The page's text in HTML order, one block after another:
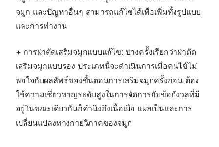
จมูก และปัญหาอื่นๆ สามารถแก้ไขได้เพื่อเพิ่มทั้งรูปแบบ
และการทำงาน
+ การผ่าตัดเสริมจมูกแบบแก้ไข: บางครั้งเรียกว่าผ่าตัด
เสริมจมูกแบบรอง ประเภทนี้จะดำเนินการเมื่อคนไข้ไม่
พอใจกับผลลัพธ์ของขั้นตอนการเสริมจมูกครั้งก่อน ต้อง
ใช้ความเชี่ยวชาญระดับสูงในการจัดการกับข้อกังวลที่มี
อยู่ในขณะเดียวกันก็คำนึงถึงเนื้อเยื่อ แผลเป็นและการ
เปลี่ยนแปลงทางกายวิภาคของจมูก